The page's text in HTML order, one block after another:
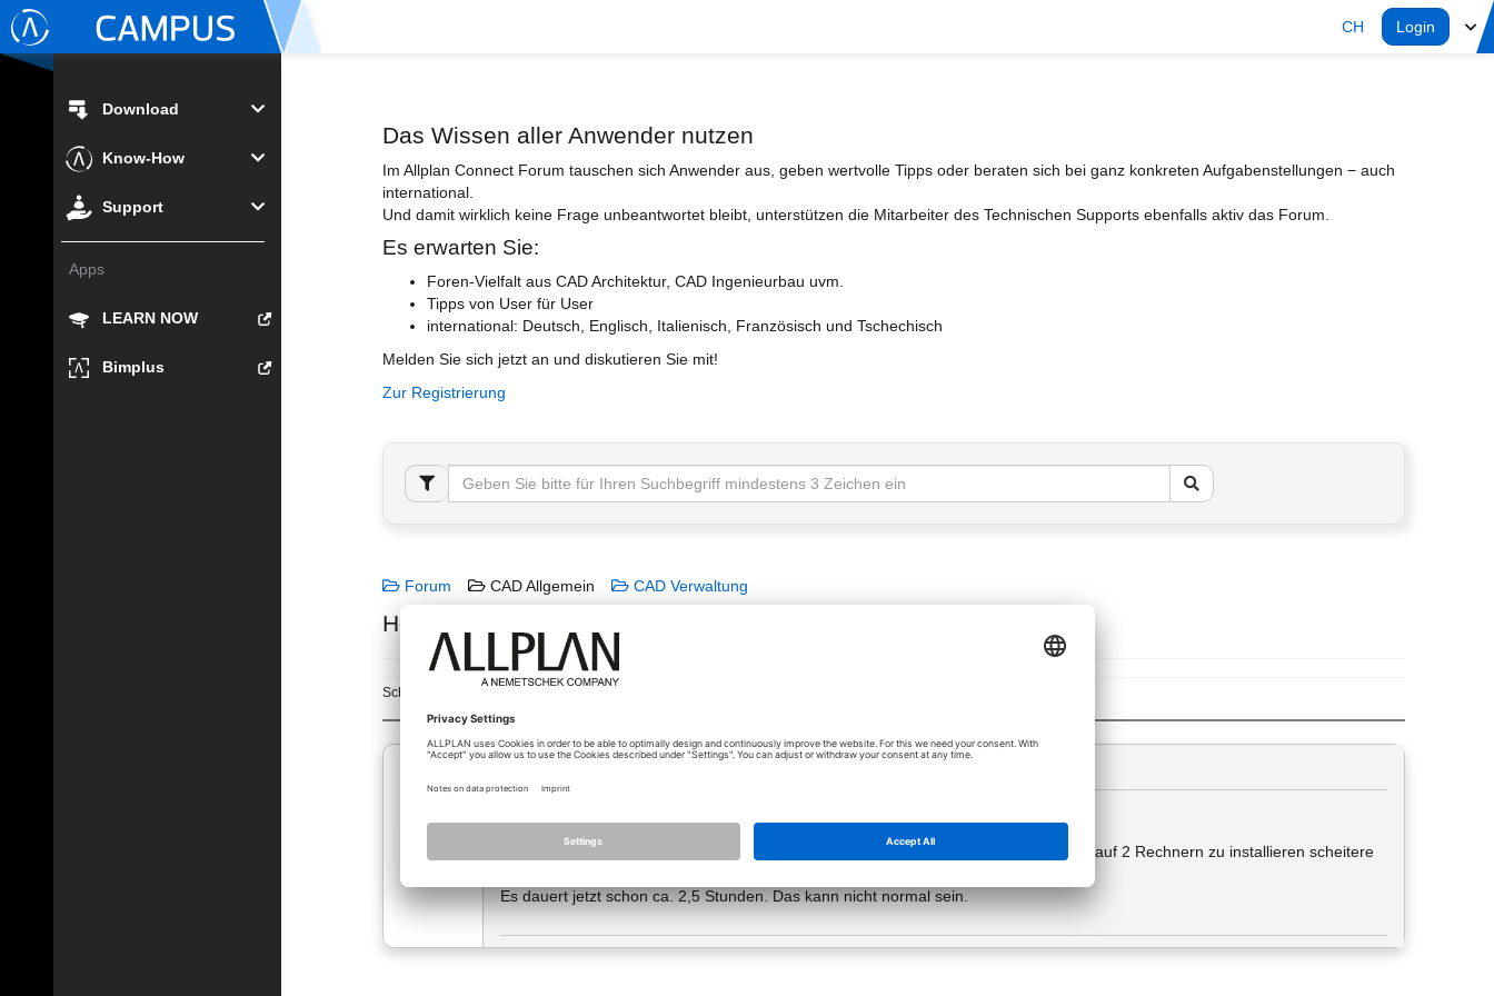
CH Login
Download
Know-How
Support
Apps
LEARN NOW
Bimplus
Das Wissen aller Anwender nutzen
Im Allplan Connect Forum tauschen sich Anwender aus, geben wertvolle Tipps oder beraten sich bei ganz konkreten Aufgabenstellungen − auch
international.
Und damit wirklich keine Frage unbeantwortet bleibt, unterstützen die Mitarbeiter des Technischen Supports ebenfalls aktiv das Forum.
Es erwarten Sie:
Foren-Vielfalt aus CAD Architektur, CAD Ingenieurbau uvm.
Tipps von User für User
international: Deutsch, Englisch, Italienisch, Französisch und Tschechisch
Melden Sie sich jetzt an und diskutieren Sie mit!
Zur Registrierung
Forum CAD Allgemein CAD Verwaltung
Hotfix 2025-1-9 Installation
Schlagworte:
Seit heute meldet Allplan 2025 bei mir die Verfügbarkeit von 1-9. Beim Versuch, dies auf 2 Rechnern zu installieren scheitere
Es dauert jetzt schon ca. 2,5 Stunden. Das kann nicht normal sein.